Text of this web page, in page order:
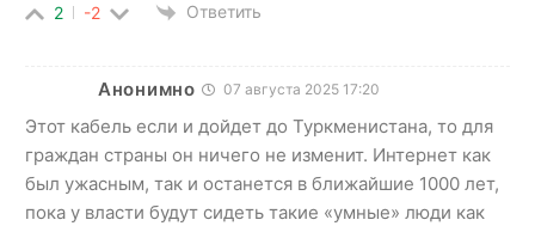
2 -2 Ответить
Анонимно 07 августа 2025 17:20
Этот кабель если и дойдет до Туркменистана, то для
граждан страны он ничего не изменит. Интернет как
был ужасным, так и останется в ближайшие 1000 лет,
пока у власти будут сидеть такие «умные» люди как